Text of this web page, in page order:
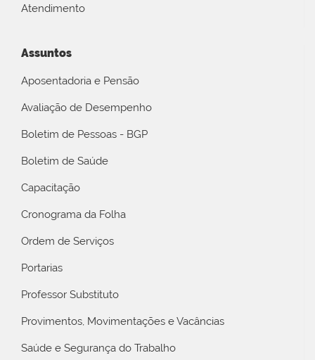
Atendimento
Assuntos
Aposentadoria e Pensão
Avaliação de Desempenho
Boletim de Pessoas - BGP
Boletim de Saúde
Capacitação
Cronograma da Folha
Ordem de Serviços
Portarias
Professor Substituto
Provimentos, Movimentações e Vacâncias
Saúde e Segurança do Trabalho